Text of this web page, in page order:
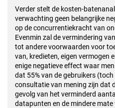
Verder stelt de kosten-
verwachting geen belangrijke
op de concurrentiekracht van
Evenmin zal de vermindering
tot andere voorwaarden voor
van, kredieten, eigen vermogen
enige negatieve effect waar
dat 55% van de gebruikers
consultatie van mening zijn dat
gevolg van het verminderd aantal
datapunten en de mindere